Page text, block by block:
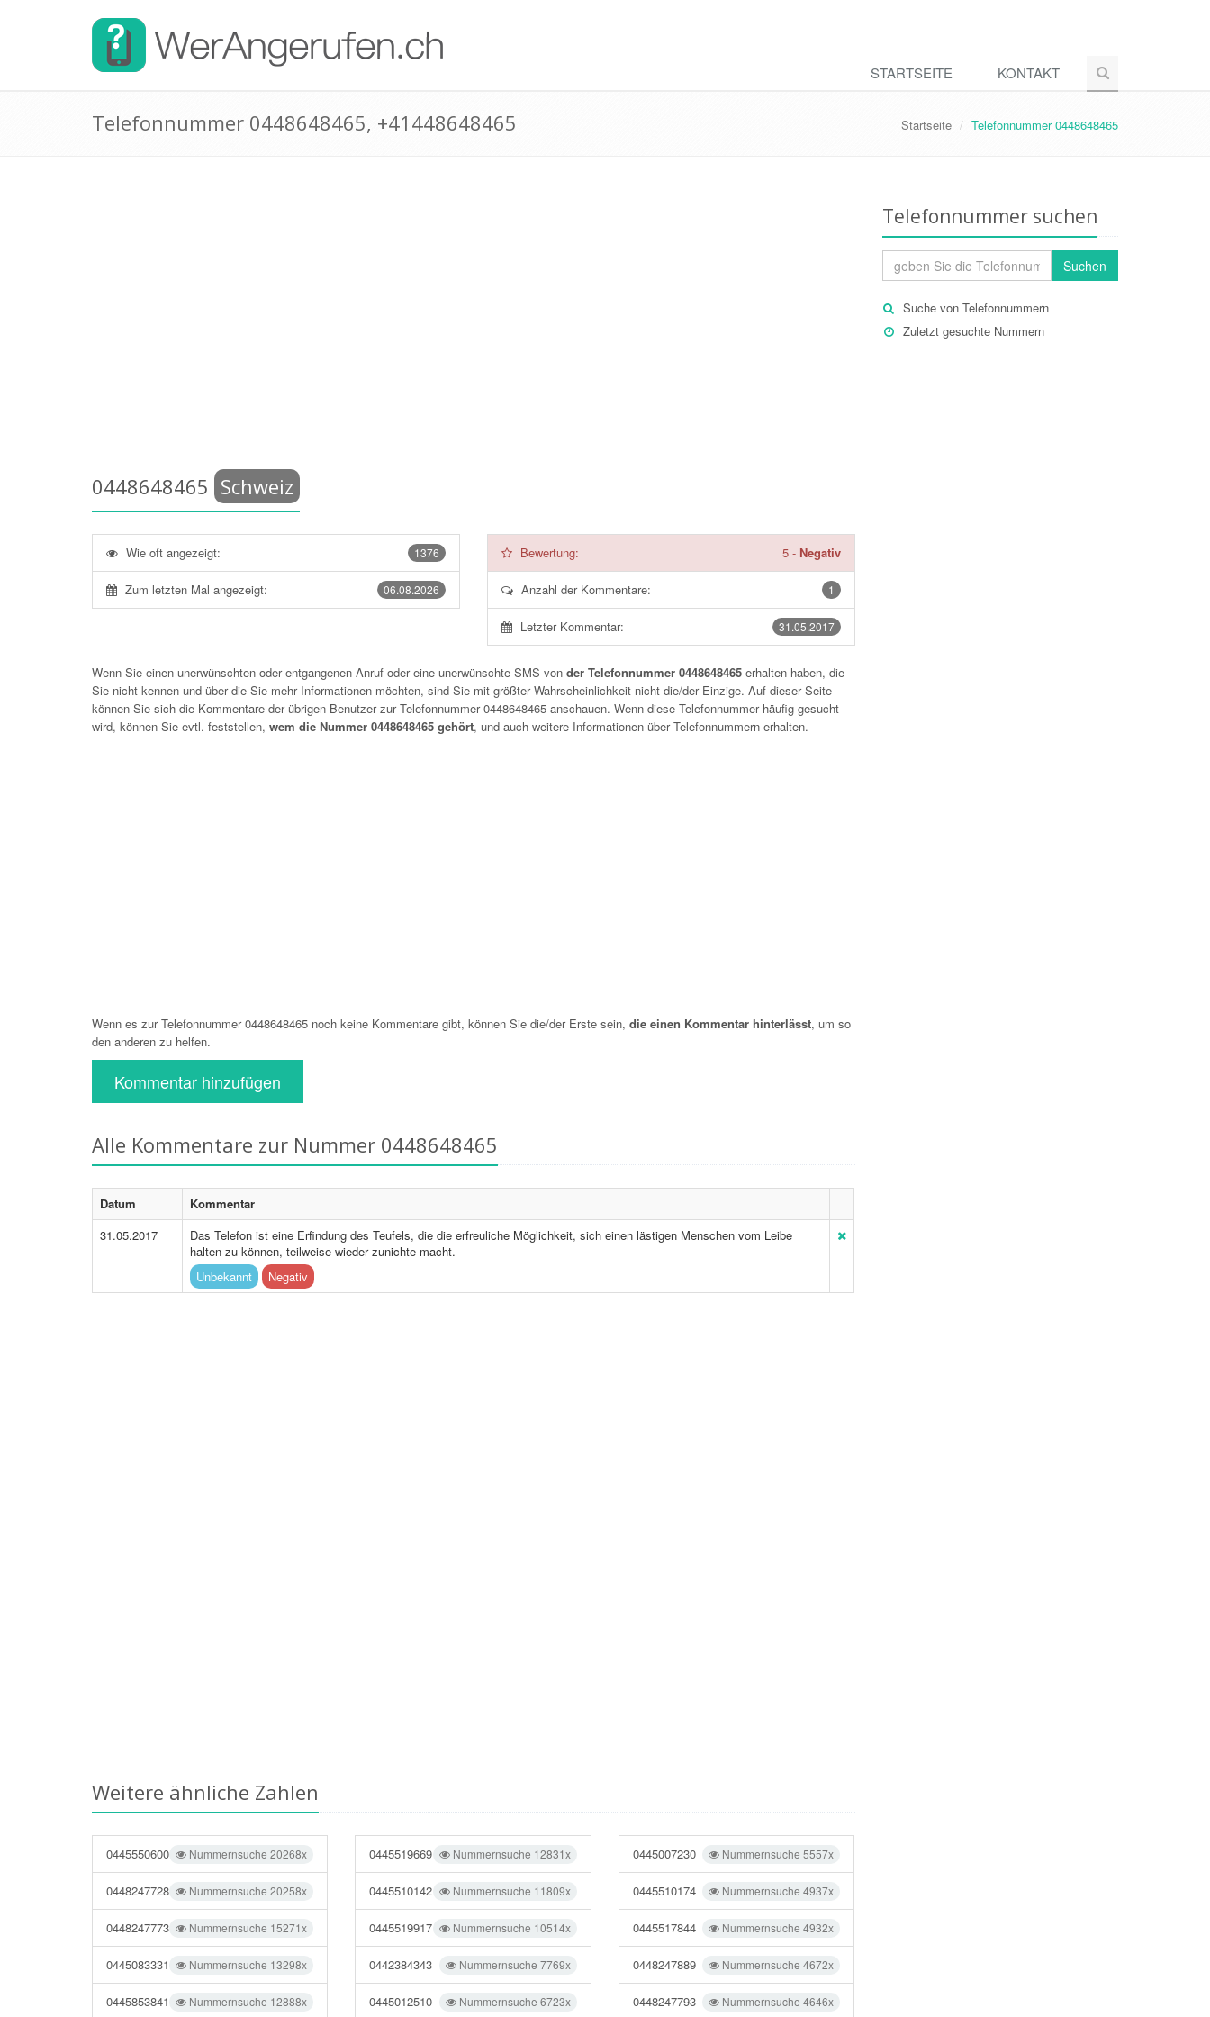
STARTSEITE KONTAKT
Telefonnummer 0448648465, +41448648465 Startseite Telefonnummer 0448648465
0448648465 Schweiz
1376
Wie oft angezeigt:
06.08.2026
Zum letzten Mal angezeigt:
Bewertung: 5- Negativ
1
Anzahl der Kommentare:
31.05.2017
Letzter Kommentar:
Wenn Sie einen unerwünschten oder entgangenen Anruf oder eine unerwünschte SMS von der Telefonnummer 0448648465 erhalten haben, die
Sie nicht kennen und über die Sie mehr Informationen möchten, sind Sie mit größter Wahrscheinlichkeit nicht die/der Einzige. Auf dieser Seite
können Sie sich die Kommentare der übrigen Benutzer zur Telefonnummer0448648465 anschauen. Wenn diese Telefonnummer häufig gesucht
wird, können Sie evtl. feststellen, wem die Nummer 0448648465 gehört, und auch weitere Informationen über Telefonnummern erhalten.
Wenn es zur Telefonnummer 0448648465 noch keine Kommentare gibt, können Sie die/der Erste sein, die einen Kommentar hinterlässt, um so
den anderen zu helfen.
Kommentar hinzufügen
Alle Kommentare zur Nummer 0448648465
Datum
Kommentar
31.05.2017
Das Telefon ist eine Erfindung des Teufels, die die erfreuliche Möglichkeit, sich einen lästigen Menschen vom Leibe
halten zu können, teilweise wieder zunichte macht.
Unbekannt
Negativ
Weitere ähnliche Zahlen
Nummernsuche 20268x
0445550600
Nummernsuche 20258x
0448247728
Nummernsuche 15271x
0448247773
Nummernsuche 13298x
0445083331
Nummernsuche 12888x
0445853841
Nummernsuche 12831x
0445519669
Nummernsuche 11809x
0445510142
Nummernsuche 10514x
0445519917
Nummernsuche 7769x
0442384343
Nummernsuche 6723x
0445012510
Nummernsuche 5557x
0445007230
Nummernsuche 4937x
0445510174
Nummernsuche 4932x
0445517844
Nummernsuche 4672x
0448247889
Nummernsuche 4646x
0448247793
Telefonnummer suchen
Suchen
Suche von Telefonnummern
Zuletzt gesuchte Nummern